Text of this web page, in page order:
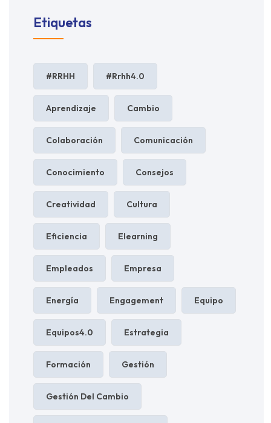
Etiquetas
#RRHH #rrhh4.0
Aprendizaje Cambio
Colaboración Comunicación
Conocimiento Consejos
Creatividad Cultura
Eficiencia Elearning
Empleados Empresa
Energía Engagement Equipo
Equipos4.0 Estrategia
Formación Gestión
Gestión Del Cambio